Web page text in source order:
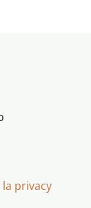
privacy